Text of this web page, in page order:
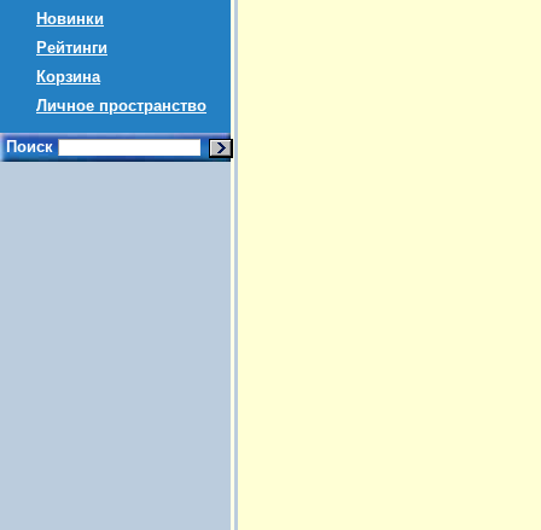
Новинки
Рейтинги
Корзина
Личное пространство
Поиск